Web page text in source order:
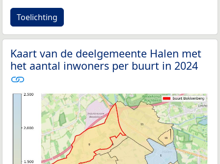
Toelichting
Kaart van de deelgemeente Halen met
het aantal inwoners per buurt in 2024